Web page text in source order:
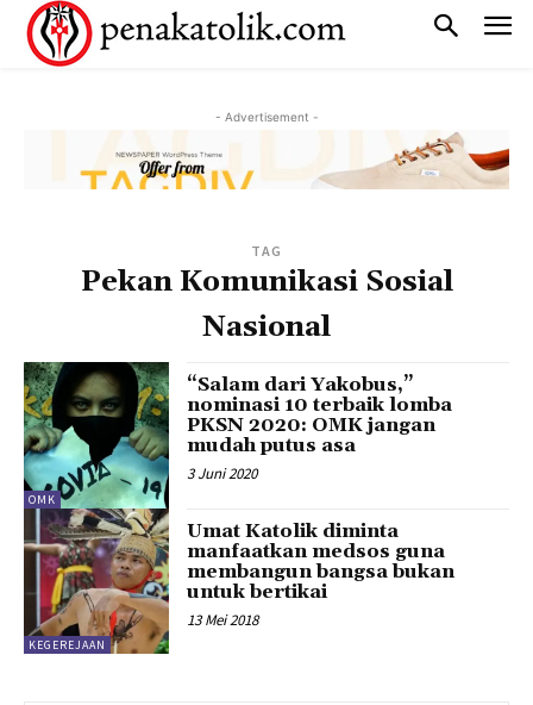
- Advertisement -
TAG
Pekan Komunikasi Sosial
Nasional
OMK
“Salam dari Yakobus,”
nominasi 10 terbaik lomba
PKSN 2020: OMK jangan
mudah putus asa
3 Juni 2020
KEGEREJAAN
Umat Katolik diminta
manfaatkan medsos guna
membangun bangsa bukan
untuk bertikai
13 Mei 2018